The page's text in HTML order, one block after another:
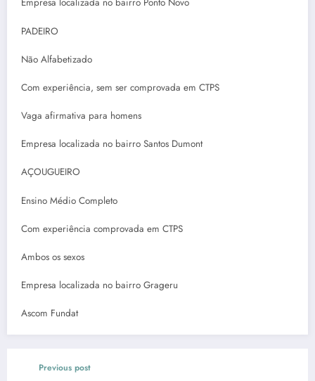
Empresa localizada no bairro Ponto Novo
PADEIRO
Não Alfabetizado
Com experiência, sem ser comprovada em CTPS
Vaga afirmativa para homens
Empresa localizada no bairro Santos Dumont
AÇOUGUEIRO
Ensino Médio Completo
Com experiência comprovada em CTPS
Ambos os sexos
Empresa localizada no bairro Grageru
Ascom Fundat
Previous post